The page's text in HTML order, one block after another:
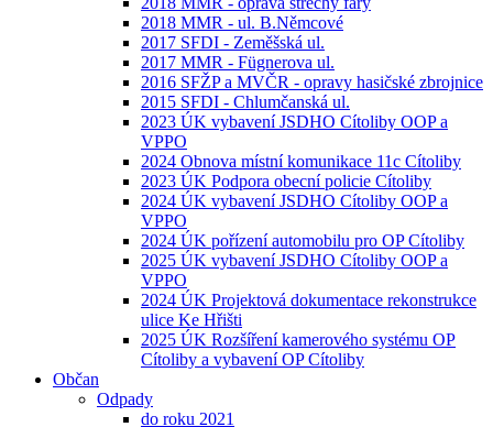
2018 MMR - ul. B.Němcové
2017 SFDI - Zeměšská ul.
2017 MMR - Fügnerova ul.
2016 SFŽP a MVČR - opravy hasičské zbrojnice
2015 SFDI - Chlumčanská ul.
2023 ÚK vybavení JSDHO Cítoliby OOP a
VPPO
2024 Obnova místní komunikace 11c Cítoliby
2023 ÚK Podpora obecní policie Cítoliby
2024 ÚK vybavení JSDHO Cítoliby OOP a
VPPO
2024 ÚK pořízení automobilu pro OP Cítoliby
2025 ÚK vybavení JSDHO Cítoliby OOP a
VPPO
2024 ÚK Projektová dokumentace rekonstrukce
ulice Ke Hřišti
2025 ÚK Rozšíření kamerového systému OP
Cítoliby a vybavení OP Cítoliby
Občan
Odpady
do roku 2021